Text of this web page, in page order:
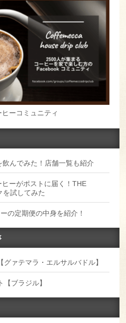
ーコミュニティ
んでみた！店舗一覧も紹介
ーがポストに届く！THE
を試してみた
の定期便の中身を紹介！
ァテマラ・エルサルバドル】
ブラジル】